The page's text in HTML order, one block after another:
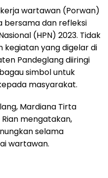
wartawan (Porwan)
bersama dan refleksi
(HPN) 2023. Tidak
kegiatan yang digelar di
Pandeglang diiringi
simbol untuk
masyarakat.
Mardiana Tirta
mengatakan,
selama
wartawan.